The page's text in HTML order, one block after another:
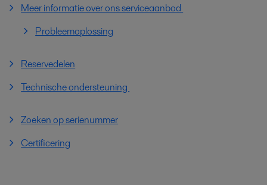
Meer informatie over ons serviceaanbod
Probleemoplossing
Reservedelen
Technische ondersteuning
Zoeken op serienummer
Certificering